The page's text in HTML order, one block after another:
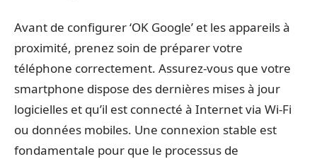
Avant de configurer ‘OK Google’ et les appareils à
proximité, prenez soin de préparer votre
téléphone correctement. Assurez-vous que votre
smartphone dispose des dernières mises à jour
logicielles et qu’il est connecté à Internet via Wi-Fi
ou données mobiles. Une connexion stable est
fondamentale pour que le processus de